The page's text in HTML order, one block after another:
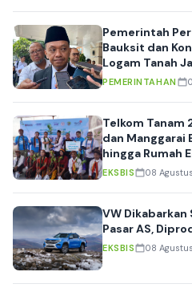
Pemerintah
Bauksit dan
Logam Tanah
PEMERINTAHAN
Telkom Tanam
dan Manggarai
hingga Rumah
EKSBIS 08
VW Dikabarkan
Pasar AS,
EKSBIS 08